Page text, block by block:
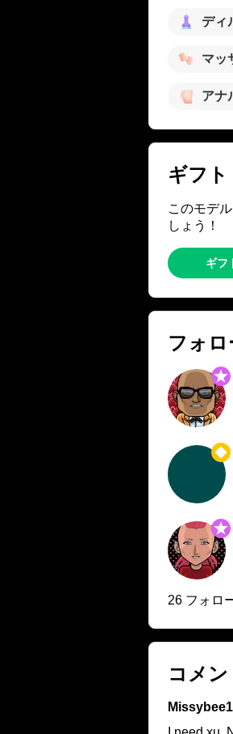
ディ
マッ
アナ
ギフト
このモデ
しょう！
ギフ
フォロ
26 フォロ
コメン